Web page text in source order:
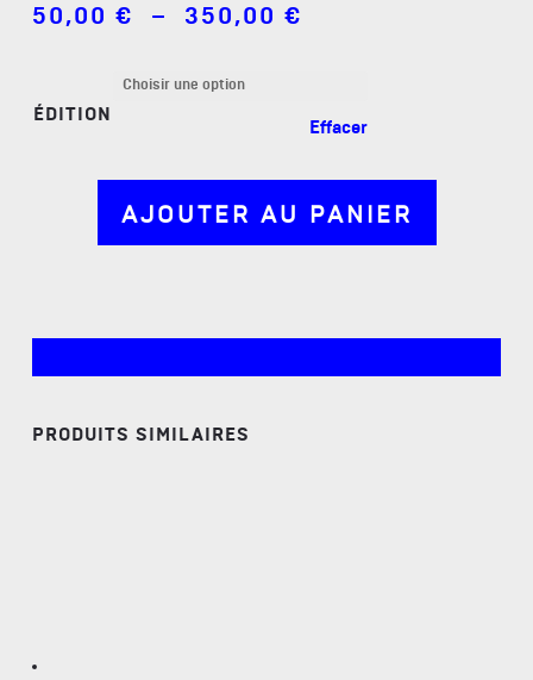
50,00 € – 350,00 €
350,00 €
ÉDITION
Effacer
AJOUTER AU PANIER
PRODUITS SIMILAIRES